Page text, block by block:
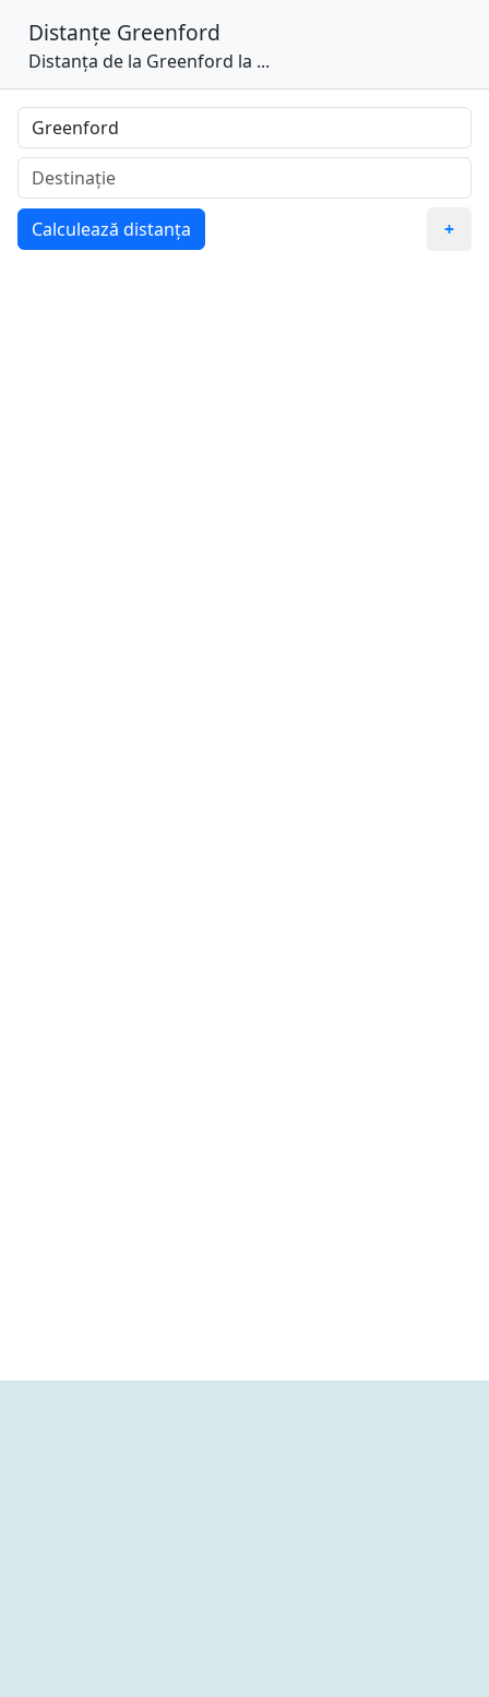
Distanțe Greenford
Distanța de la Greenford la ...
Calculează distanța +